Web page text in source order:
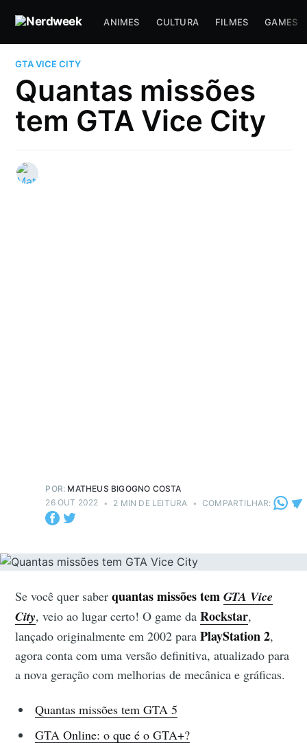
ANIMES CULTURA FILMES GAMES
GTA VICE CITY
Quantas missões
tem GTA Vice City
POR: MATHEUS BIGOGNO COSTA
26 OUT 2022 • 2 MIN DE LEITURA • COMPARTILHAR:
Se você quer saberquantas missões tem GTA Vice
City, veio ao lugar certo! O game daRockstar,
lançado originalmente em 2002 paraPlayStation 2,
agora conta com uma versão definitiva, atualizado para
a nova geração com melhorias de mecânica e gráficas.
Quantas missões tem GTA 5
GTA Online: o que é o GTA+?